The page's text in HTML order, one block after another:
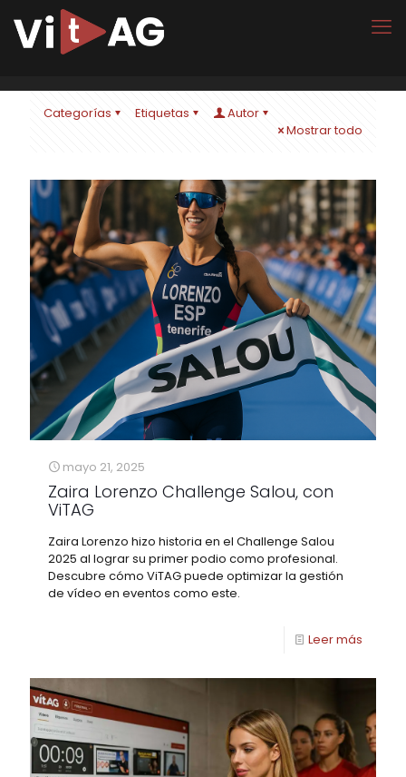
Categorías Etiquetas
Autor
Mostrar todo
mayo 21, 2025
Zaira Lorenzo Challenge Salou, con
ViTAG
Zaira Lorenzo hizo historia en el Challenge Salou
2025 al lograr su primer podio como profesional.
Descubre cómo ViTAG puede optimizar la gestión
de vídeo en eventos como este.
Leer más